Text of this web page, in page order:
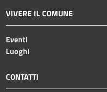
VIVERE IL COMUNE
Eventi
Luoghi
CONTATTI